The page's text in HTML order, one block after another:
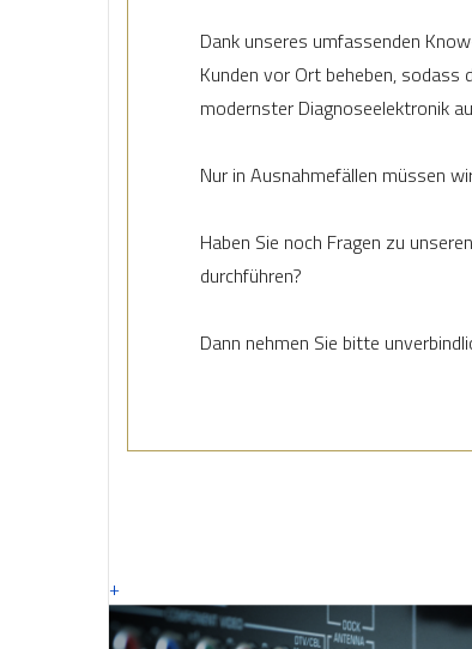
Dank unseres umfassenden
Kunden vor Ort beheben,
modernster Diagnoseelektronik
Nur in Ausnahmefällen müssen
Haben Sie noch Fragen zu
durchführen?
Dann nehmen Sie bitte
+